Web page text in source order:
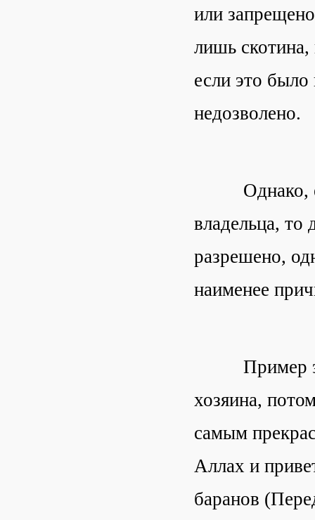
или
лишь
если это было
недозволено.
Однако,
владельца, то
разрешено,
наименее
Пример
хозяина,
самым
Аллах и
баранов